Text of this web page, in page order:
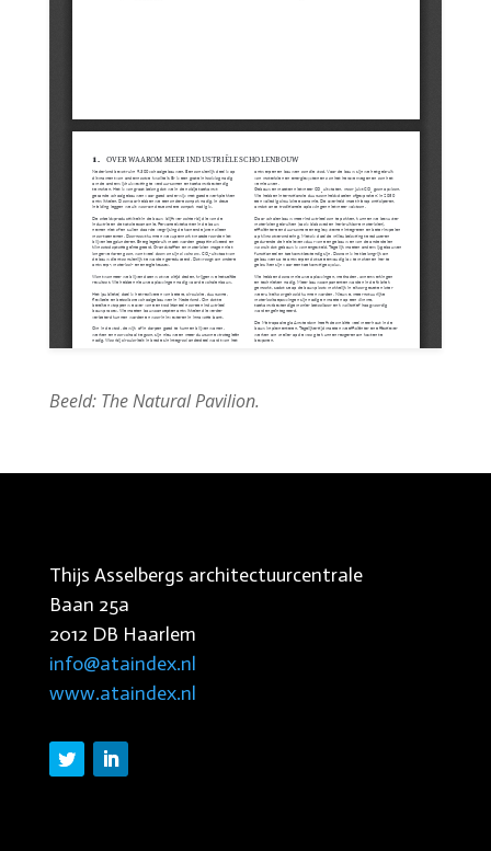
Beeld: The Natural Pavilion.
Thijs Asselbergs architectuurcentrale
Baan 25a
2012 DB Haarlem
info@ataindex.nl
www.ataindex.nl